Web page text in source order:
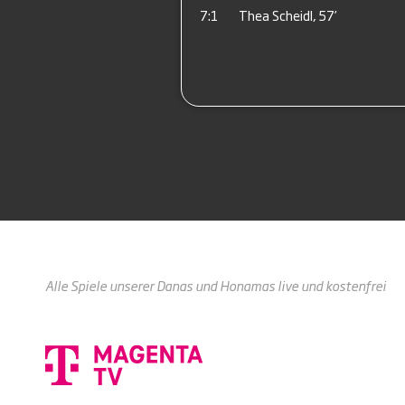
7:1
Thea Scheidl, 57’
Alle Spiele unserer Danas und Honamas live und kostenfrei